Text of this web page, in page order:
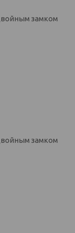
замком
замком